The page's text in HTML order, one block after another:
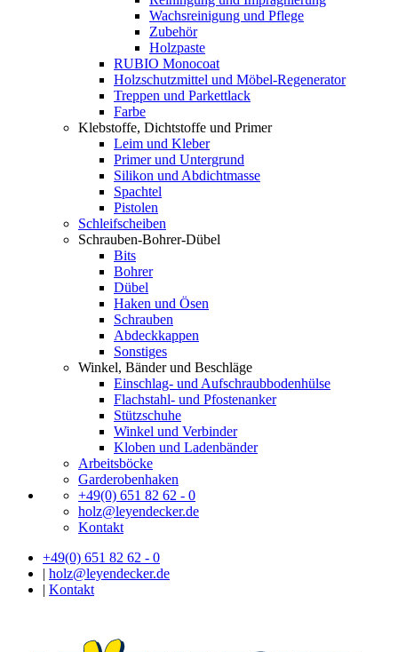
Wachsreinigung und Pflege
Zubehör
Holzpaste
RUBIO Monocoat
Holzschutzmittel und Möbel-Regenerator
Treppen und Parkettlack
Farbe
Klebstoffe, Dichtstoffe und Primer
Leim und Kleber
Primer und Untergrund
Silikon und Abdichtmasse
Spachtel
Pistolen
Schleifscheiben
Schrauben-Bohrer-Dübel
Bits
Bohrer
Dübel
Haken und Ösen
Schrauben
Abdeckkappen
Sonstiges
Winkel, Bänder und Beschläge
Einschlag- und Aufschraubbodenhülse
Flachstahl- und Pfostenanker
Stützschuhe
Winkel und Verbinder
Kloben und Ladenbänder
Arbeitsböcke
Garderobenhaken
+49(0) 651 82 62 - 0
holz@leyendecker.de
Kontakt
+49(0) 651 82 62 - 0
| holz@leyendecker.de
| Kontakt